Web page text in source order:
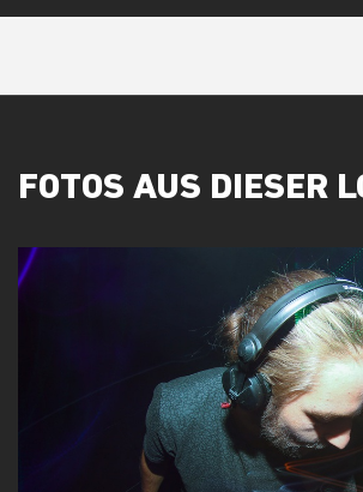
FOTOS AUS DIESER